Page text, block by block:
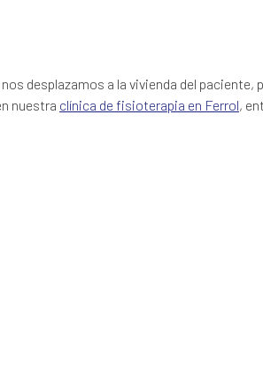
desplazamos a la vivienda del paciente,
nuestra clínica de fisioterapia en Ferrol,